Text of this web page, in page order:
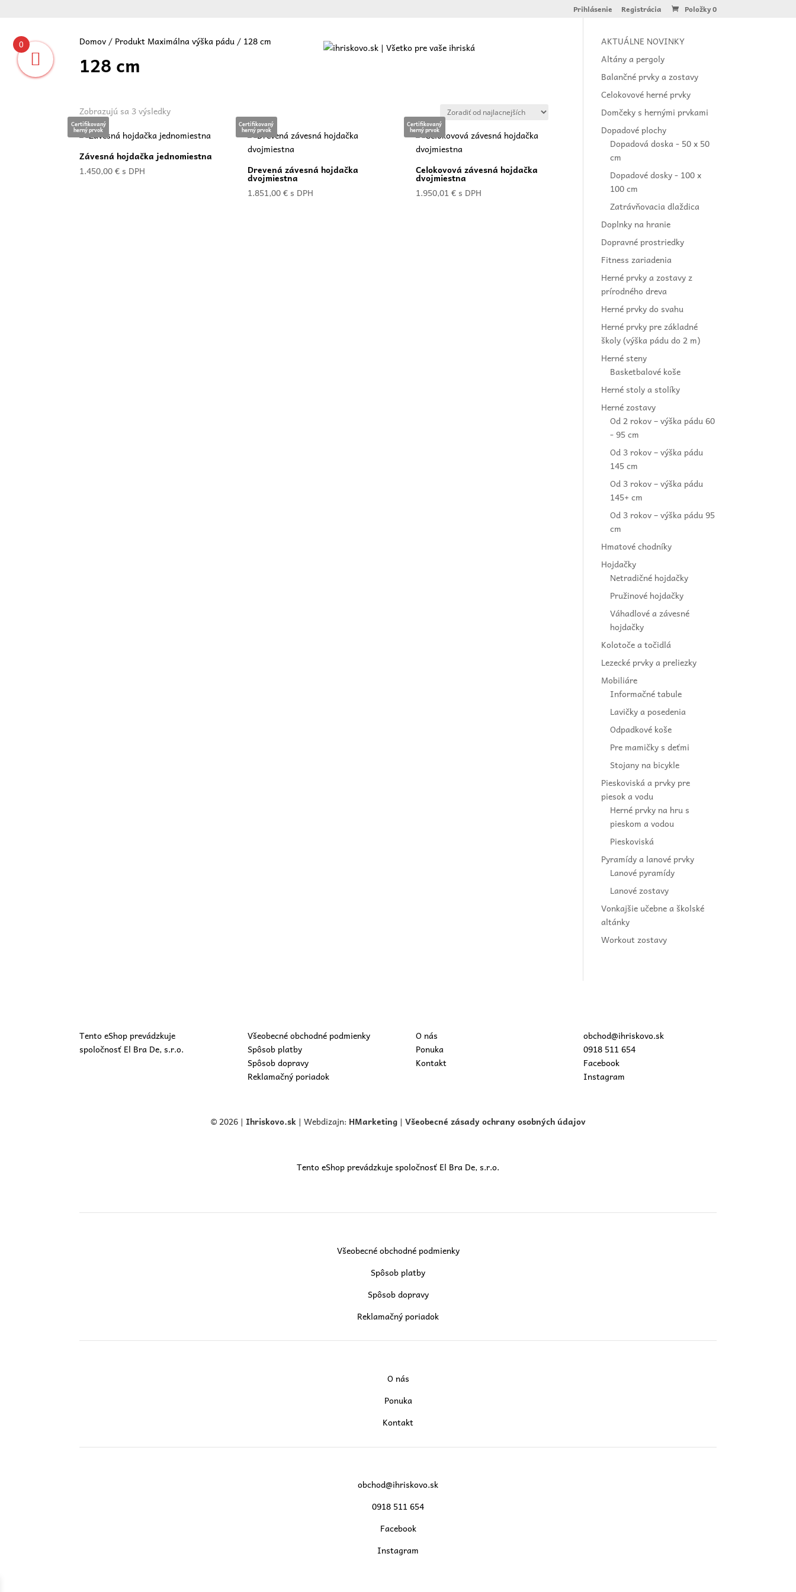
Prihlásenie Registrácia Položky 0
Domov / Produkt Maximálna výška pádu / 128 cm
128 cm
Zobrazujú sa 3 výsledkyZoradené
ceny:
Certifikovaný
herný prvok
Závesná hojdačka jednomiestna
1.450,00€ s DPH
Certifikovaný
herný prvok
Drevená závesná hojdačka
dvojmiestna
1.851,00€ s DPH
Certifikovaný
herný prvok
Celokovová závesná hojdačka
dvojmiestna
1.950,01 € s DPH
AKTUÁLNE NOVINKY
Altány a pergoly
Balančné prvky a zostavy
Celokovové herné prvky
Domčeky s hernými prvkami
Dopadové plochy
Dopadová doska - 50 x 50
cm
Dopadové dosky - 100 x
100 cm
Zatrávňovacia dlaždica
Doplnky na hranie
Dopravné prostriedky
Fitness zariadenia
Herné prvky a zostavy z
prírodného dreva
Herné prvky do svahu
Herné prvky pre základné
školy (výška pádu do 2 m)
Herné steny
Basketbalové koše
Herné stoly a stolíky
Herné zostavy
Od 2 rokov – výška pádu 60
- 95 cm
Od 3 rokov – výška pádu
145 cm
Od 3 rokov – výška pádu
145+ cm
Od 3 rokov – výška pádu 95
cm
Hmatové chodníky
Hojdačky
Netradičné hojdačky
Pružinové hojdačky
Váhadlové a závesné
hojdačky
Kolotoče a točidlá
Lezecké prvky a preliezky
Mobiliáre
Informačné tabule
Lavičky a posedenia
Odpadkové koše
Pre mamičky s deťmi
Stojany na bicykle
Pieskoviská a prvky pre
piesok a vodu
Herné prvky na hru s
pieskom a vodou
Pieskoviská
Pyramídy a lanové prvky
Lanové pyramídy
Lanové zostavy
Vonkajšie učebne a školské
altánky
Workout zostavy
Tento eShop prevádzkuje
spoločnosť El Bra De, s.r.o.
Všeobecné obchodné podmienky
Spôsob platby
Spôsob dopravy
Reklamačný poriadok
O nás
Ponuka
Kontakt
obchod@ihriskovo.sk
0918 511 654
Facebook
Instagram
© 2026 | Ihriskovo.sk| Webdizajn: HMarketing | Všeobecné zásady ochrany osobných údajov
Tento eShop prevádzkuje spoločnosť El Bra De, s.r.o.
Všeobecné obchodné podmienky
Spôsob platby
Spôsob dopravy
Reklamačný poriadok
O nás
Ponuka
Kontakt
obchod@ihriskovo.sk
0918 511 654
Facebook
Instagram
0